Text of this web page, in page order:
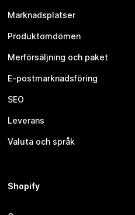
Marknadsplatser
Produktomdömen
Merförsäljning och paket
E-postmarknadsföring
SEO
Leverans
Valuta och språk
Shopify